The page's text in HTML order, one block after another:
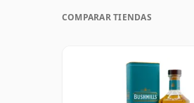
COMPARAR TIENDAS